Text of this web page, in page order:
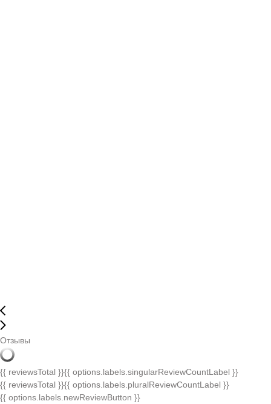
Отзывы
{{ reviewsTotal }}{{ options.labels.singularReviewCountLabel }}
{{ reviewsTotal }}{{ options.labels.pluralReviewCountLabel }}
{{ options.labels.newReviewButton }}